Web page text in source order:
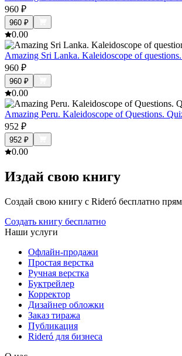
960 ₽
960 ₽
0.00
Amazing Sri Lanka. Kaleidoscope of
960 ₽
960 ₽
0.00
Amazing Peru. Kaleidoscope of Questions.
952 ₽
952 ₽
0.00
Издай свою книгу
Создай свою книгу с Rideró бесплатно
Создать книгу бесплатно
Наши услуги
Офлайн-продажи
Простая верстка
Ручная верстка
Буктрейлер
Корректор
Дизайнер обложки
Заказ тиража
Публикация
Rideró для бизнеса